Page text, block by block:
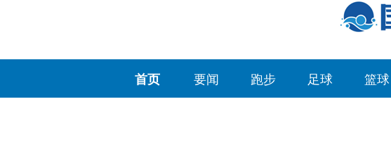
首页 要闻 跑步 足球 篮球